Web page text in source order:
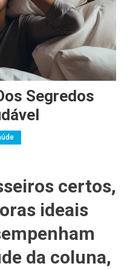
Segredos
certos,
ideais
da coluna,